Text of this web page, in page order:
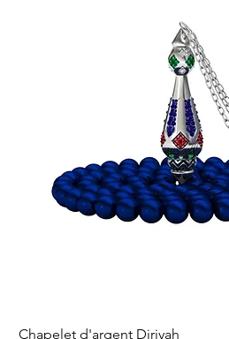
Chapelet d'argent Diriyah